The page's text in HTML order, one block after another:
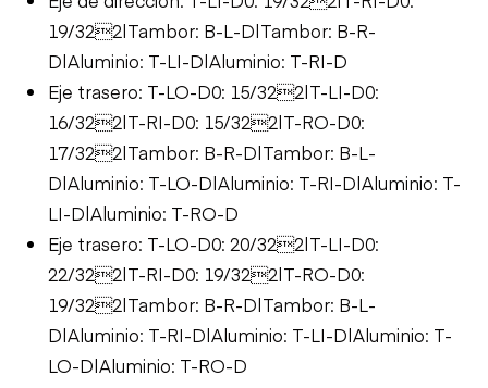
19/322|Tambor: B-L-D|Tambor: B-R-
D|Aluminio: T-LI-D|Aluminio: T-RI-D
Eje trasero: T-LO-D0: 15/322|T-LI-D0:
16/322|T-RI-D0: 15/322|T-RO-D0:
17/322|Tambor: B-R-D|Tambor: B-L-
D|Aluminio: T-LO-D|Aluminio: T-RI-D|Aluminio: T-
LI-D|Aluminio: T-RO-D
Eje trasero: T-LO-D0: 20/322|T-LI-D0:
22/322|T-RI-D0: 19/322|T-RO-D0:
19/322|Tambor: B-R-D|Tambor: B-L-
D|Aluminio: T-RI-D|Aluminio: T-LI-D|Aluminio: T-
LO-D|Aluminio: T-RO-D